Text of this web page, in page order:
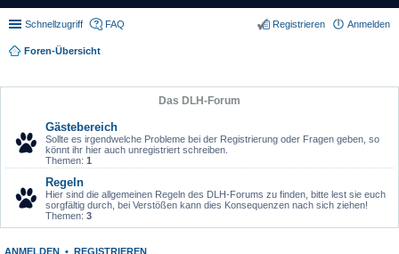
Schnellzugriff FAQ Anmelden
Registrieren
Foren-Übersicht
Das DLH-Forum
Gästebereich
Sollte es irgendwelche Probleme bei der Registrierung oder Fragen geben, so
könnt ihr hier auch unregistriert schreiben.
Themen: 1
Regeln
Hier sind die allgemeinen Regeln des DLH-Forums zu finden, bitte lest sie euch
sorgfältig durch, bei Verstößen kann dies Konsequenzen nach sich ziehen!
Themen: 3
ANMELDEN • REGISTRIEREN